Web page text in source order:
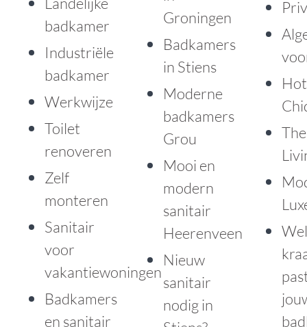
badkamer
Industriële
badkamer
Werkwijze
Toilet
renoveren
Zelf
monteren
Sanitair
voor
vakantiewoningen
Badkamers
en sanitair
Groningen
Badkamers
in Stiens
Moderne
badkamers
Grou
Mooi en
modern
sanitair
Heerenveen
Nieuw
sanitair
nodig in